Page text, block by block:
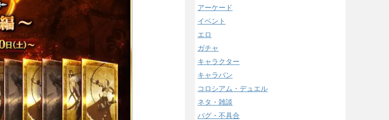
アーケード
イベント
エロ
ガチャ
キャラクター
キャラバン
コロシアム・デュエル
ネタ・雑談
バグ・不具合